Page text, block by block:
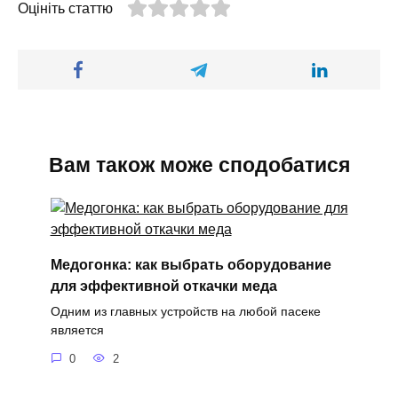
Оцініть статтю
Вам також може сподобатися
Медогонка: как выбрать оборудование
для эффективной откачки меда
Одним из главных устройств на любой пасеке
является
0 2